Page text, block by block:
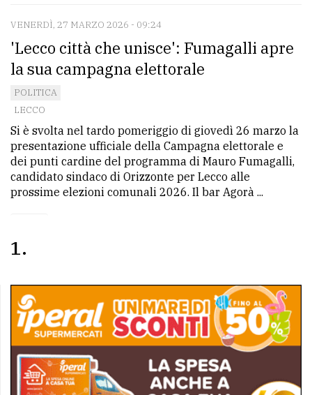
VENERDÌ, 27 MARZO 2026 - 09:24
'Lecco città che unisce': Fumagalli apre
la sua campagna elettorale
POLITICA
LECCO
Si è svolta nel tardo pomeriggio di giovedì 26 marzo la
presentazione ufficiale della Campagna elettorale e
dei punti cardine del programma di Mauro Fumagalli,
candidato sindaco di Orizzonte per Lecco alle
prossime elezioni comunali 2026. Il bar Agorà ...
1